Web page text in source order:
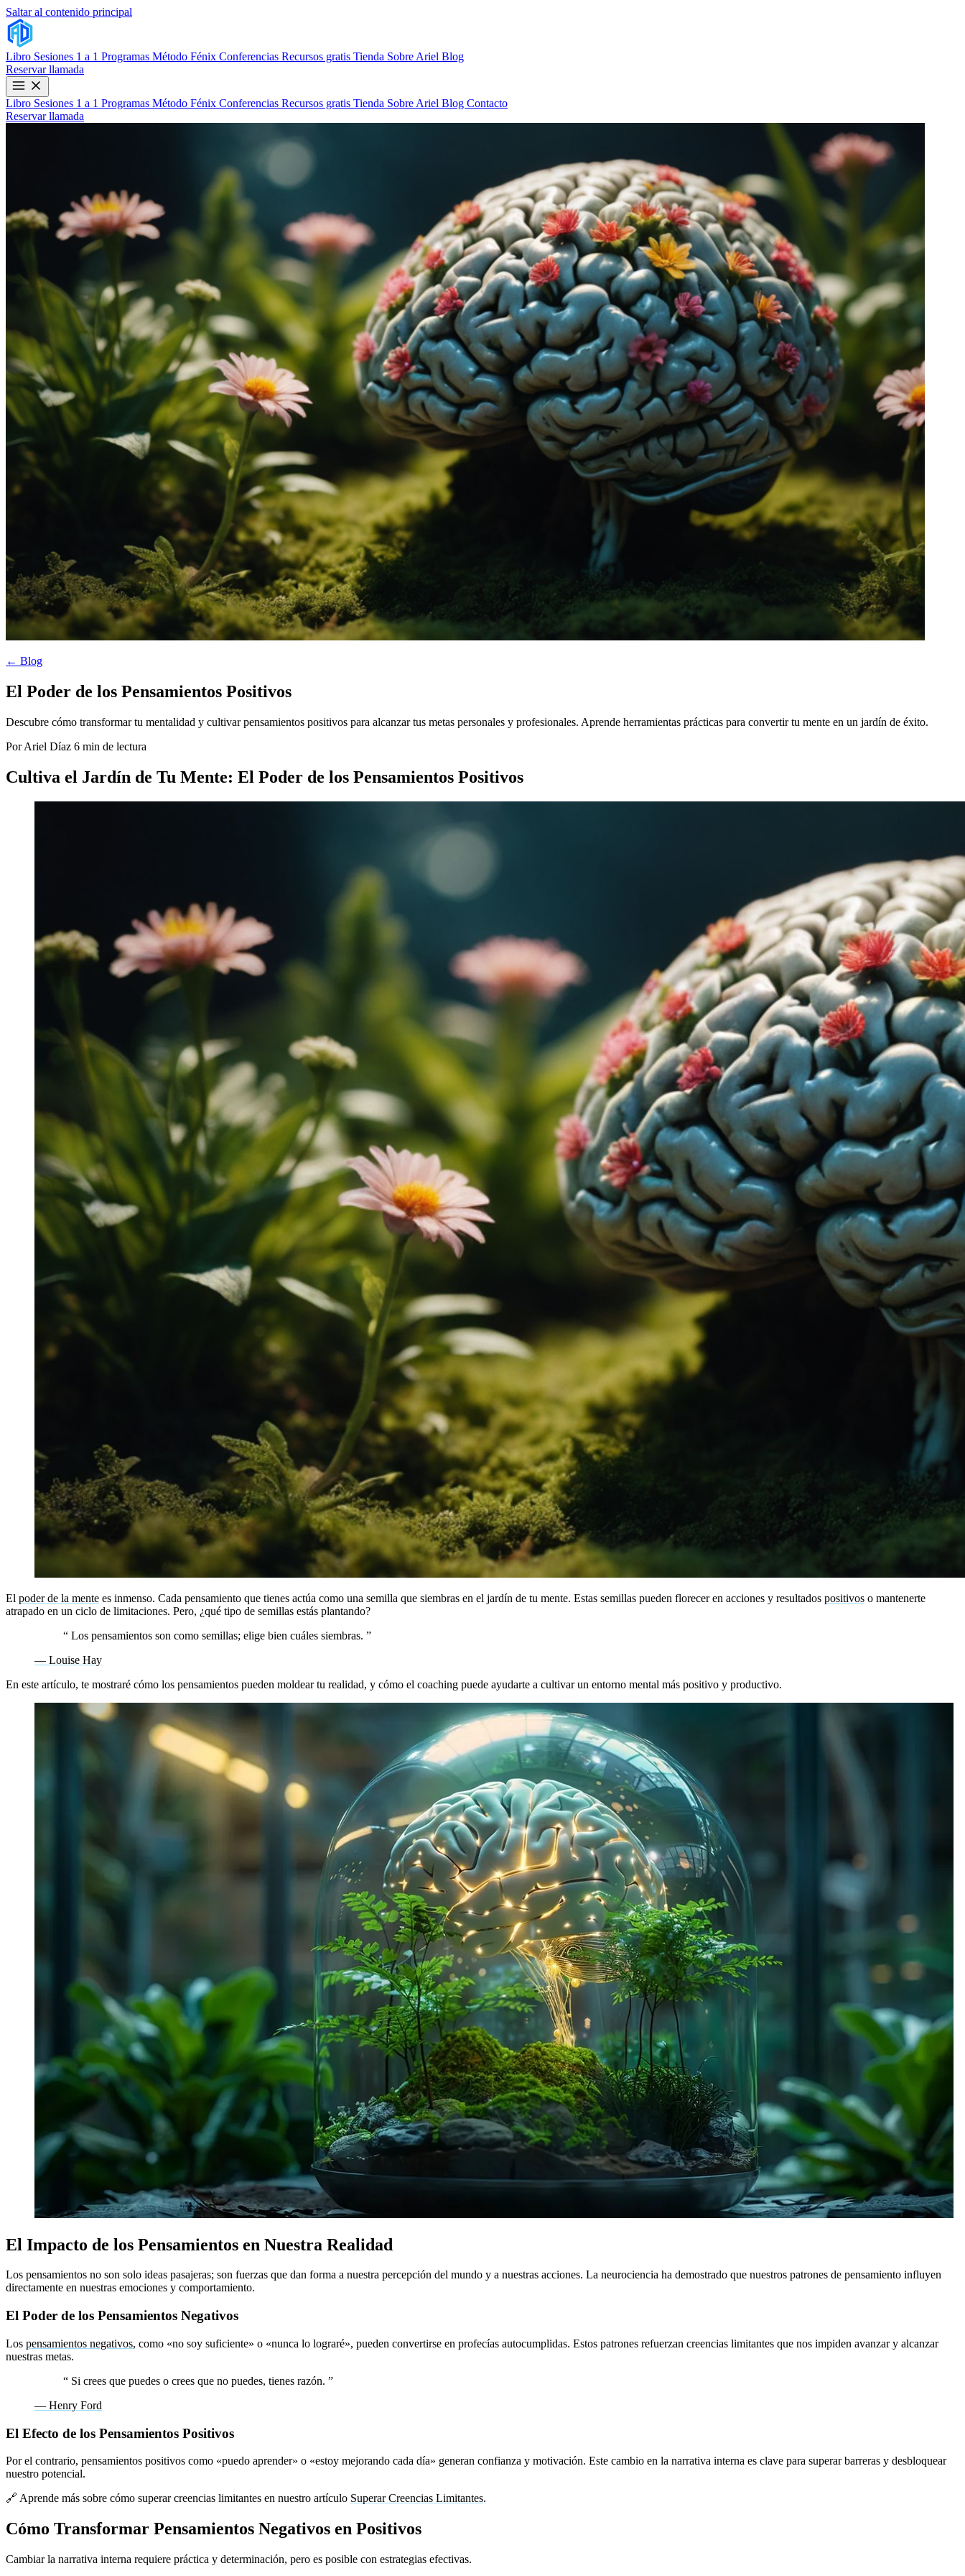
Saltar al contenido principal
Libro Sesiones 1 a 1 Programas Método Fénix Conferencias Recursos gratis Tienda Sobre Ariel Blog
Reservar llamada
Libro Sesiones 1 a 1 Programas Método Fénix Conferencias Recursos gratis Tienda Sobre Ariel Blog Contacto
Reservar llamada
← Blog
El Poder de los Pensamientos Positivos
Descubre cómo transformar tu mentalidad y cultivar pensamientos positivos para alcanzar tus metas personales y profesionales. Aprende herramientas prácticas para convertir tu mente en un jardín de éxito.
Por Ariel Díaz 6 min de lectura
Cultiva el Jardín de Tu Mente: El Poder de los Pensamientos Positivos
El poder de la mente es inmenso. Cada pensamiento que tienes actúa como una semilla que siembras en el jardín de tu mente. Estas semillas pueden florecer en acciones y resultados positivos o mantenerte
atrapado en un ciclo de limitaciones. Pero, ¿qué tipo de semillas estás plantando?
“ Los pensamientos son como semillas; elige bien cuáles siembras. ”
— Louise Hay
En este artículo, te mostraré cómo los pensamientos pueden moldear tu realidad, y cómo el coaching puede ayudarte a cultivar un entorno mental más positivo y productivo.
El Impacto de los Pensamientos en Nuestra Realidad
Los pensamientos no son solo ideas pasajeras; son fuerzas que dan forma a nuestra percepción del mundo y a nuestras acciones. La neurociencia ha demostrado que nuestros patrones de pensamiento influyen
directamente en nuestras emociones y comportamiento.
El Poder de los Pensamientos Negativos
Los pensamientos negativos, como «no soy suficiente» o «nunca lo lograré», pueden convertirse en profecías autocumplidas. Estos patrones refuerzan creencias limitantes que nos impiden avanzar y alcanzar
nuestras metas.
“ Si crees que puedes o crees que no puedes, tienes razón. ”
— Henry Ford
El Efecto de los Pensamientos Positivos
Por el contrario, pensamientos positivos como «puedo aprender» o «estoy mejorando cada día» generan confianza y motivación. Este cambio en la narrativa interna es clave para superar barreras y desbloquear
nuestro potencial.
🔗 Aprende más sobre cómo superar creencias limitantes en nuestro artículo Superar Creencias Limitantes.
Cómo Transformar Pensamientos Negativos en Positivos
Cambiar la narrativa interna requiere práctica y determinación, pero es posible con estrategias efectivas.